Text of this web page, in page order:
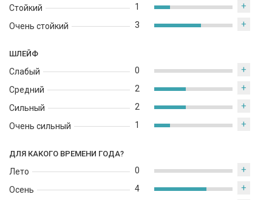
Стойкий
Очень стойкий
1 +
3 +
ШЛЕЙФ
Слабый
Средний
Сильный
Очень сильный
0 +
2 +
2 +
1 +
ДЛЯ КАКОГО ВРЕМЕНИ ГОДА?
Лето
Осень
0 +
4 +